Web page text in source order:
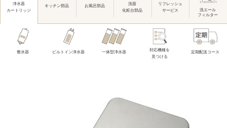
浄水器
カートリッジ
キッチン部品 お風呂部品
洗面
化粧台部品
リフレッシュ
サービス
洗エール
フィルター
整水器 ビルトイン浄水器 一体型浄水器
対応機種を
見つける
定期配送コース